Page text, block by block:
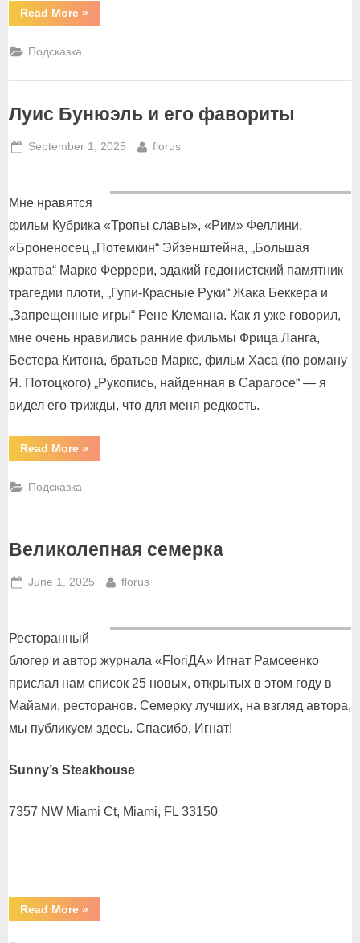
Read More“Дмитрий
Крымов.
разговоры
собой»”
»
Подсказка
Луис Бунюэль и его фавориты
Posted
September 1, 2025 By
florus
Мне нравятся
фильм Кубрика «Тропы славы», «Рим» Феллини,
«Броненосец „Потемкин“ Эйзенштейна, „Большая
жратва“ Марко Феррери, эдакий гедонистский памятник
трагедии плоти, „Гупи-Красные Руки“ Жака Беккера и
„Запрещенные игры“ Рене Клемана. Как я уже говорил,
мне очень нравились ранние фильмы Фрица Ланга,
Бестера Китона, братьев Маркс, фильм Хаса (по роману
Я. Потоцкого) „Рукопись, найденная в Сарагосе“ — я
видел его трижды, что для меня редкость.
Read More“Луис
Бунюэль
фавориты”
»
Подсказка
Великолепная семерка
Posted
June 1, 2025 By
florus
Ресторанный
блогер и автор журнала «FloriДА» Игнат Рамсеенко
прислал нам список 25 новых, открытых в этом году в
Майами, ресторанов. Семерку лучших, на взгляд автора,
мы публикуем здесь. Спасибо, Игнат!
Sunny’s Steakhouse
7357 NW Miami Ct, Miami, FL 33150
Read More“Великолепная
семерка”
»